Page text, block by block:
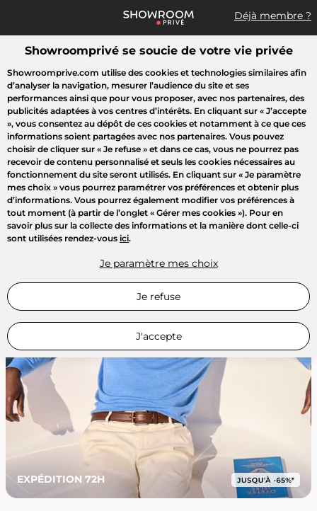
Déjà membre ?
Que recherchez-vous ?
Accueil Les jours de la Maison Mode Voyages
LUMIÈRE SUR
EXPÉDITION 72H
Showroomprivé se soucie de votre vie privée
Showroomprive.com utilise des cookies et technologies similaires afin
d’analyser la navigation, mesurer l’audience du site et ses
performances ainsi que pour vous proposer, avec nos partenaires, des
publicités adaptées à vos centres d’intérêts. En cliquant sur « J’accepte
», vous consentez au dépôt de ces cookies et notamment à ce que ces
informations soient partagées avec nos partenaires. Vous pouvez
choisir de cliquer sur « Je refuse » et dans ce cas, vous ne pourrez pas
recevoir de contenu personnalisé et seuls les cookies nécessaires au
fonctionnement du site seront utilisés. En cliquant sur « Je paramètre
mes choix » vous pourrez paramétrer vos préférences et obtenir plus
d’informations. Vous pourrez également modifier vos préférences à
tout moment (à partir de l’onglet « Gérer mes cookies »). Pour en
savoir plus sur la collecte des informations et la manière dont celle-ci
sont utilisées rendez-vous ici.
Je paramètre mes choix
Je refuse
J'accepte